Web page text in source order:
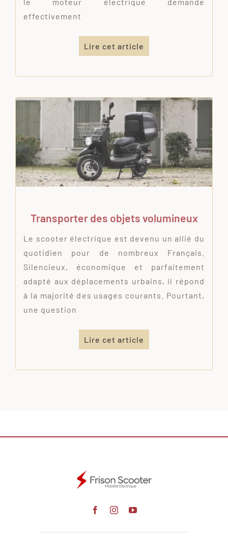
effectivement
Lire cet article
Transporter des objets volumineux
Le scooter électrique est devenu un allié du
quotidien pour de nombreux Français.
Silencieux, économique et parfaitement
adapté aux déplacements urbains, il répond
à la majorité des usages courants. Pourtant,
une question
Lire cet article